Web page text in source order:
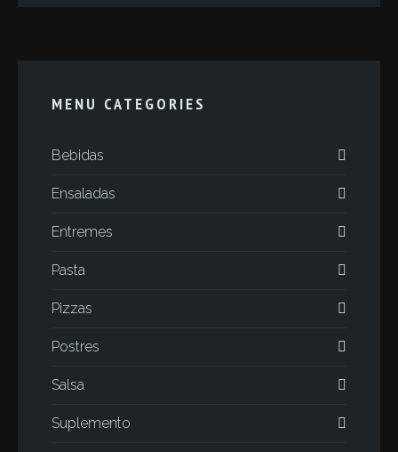
MENU CATEGORIES
Bebidas
Ensaladas
Entremes
Pasta
Pizzas
Postres
Salsa
Suplemento